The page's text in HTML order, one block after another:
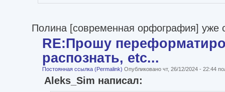
Полина [современная орфография] уже
RE:Прошу
распознать, etc...
Постоянная ссылка (Permalink) Опубликовано чт, 26/12/2024 - 22:44
Aleks_Sim написал: